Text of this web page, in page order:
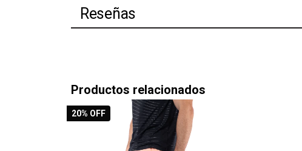
Reseñas
Productos relacionados
20% OFF